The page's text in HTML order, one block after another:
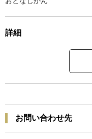
詳細
お問い合わせ先